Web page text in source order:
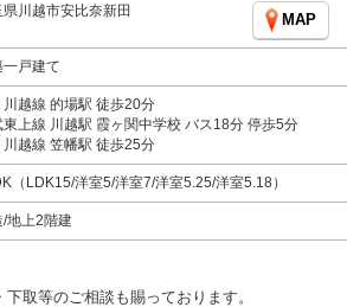
県川越市安比奈新田
MAP
一戸建て
川越線 的場駅 徒歩20分
東上線 川越駅 霞ヶ関中学校 バス18分 停歩5分
川越線 笠幡駅 徒歩25分
（LDK15/洋室5/洋室7/洋室5.25/洋室5.18）
/地上2階建
取等のご相談も賜っております。